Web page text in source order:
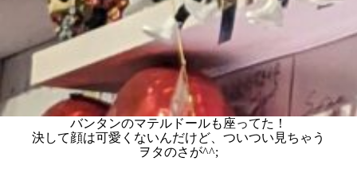
バンタンのマテルドールも座ってた！
決して顔は可愛くないんだけど、ついつい見ちゃう
ヲタのさが^^;